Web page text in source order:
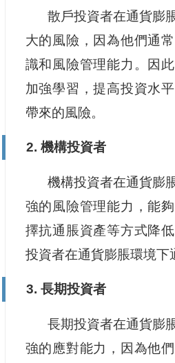
散戶投資者在通貨膨
大的風險，因為他們通
識和風險管理能力。因
加強學習，提高投資水
帶來的風險。
2. 機構投資者
機構投資者在通貨膨
強的風險管理能力，能
擇抗通脹資產等方式降
投資者在通貨膨脹環境下
3. 長期投資者
長期投資者在通貨膨
強的應對能力，因為他